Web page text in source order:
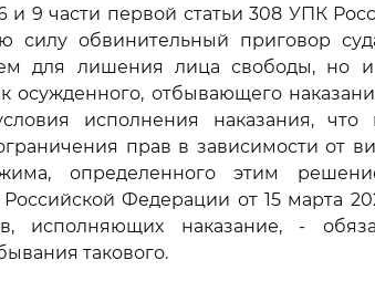
и 9 части первой статьи 308 УПК
силу обвинительный приговор
для лишения лица свободы, но и
осужденного, отбывающего
исполнения наказания,
прав в зависимости от
определенного этим
Федерации от 15 марта
исполняющих наказание, -
такового.